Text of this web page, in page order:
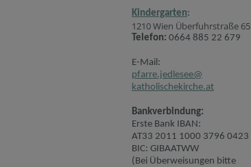
Kindergarten:
1210 Wien Überfuhrstraße 65
Telefon: 0664 885 22 679
E-Mail:
pfarre.jedlesee@
katholischekirche.at
Bankverbindung:
Erste Bank IBAN:
AT33 2011 1000 3796 0423
BIC: GIBAATWW
(Bei Überweisungen bitte